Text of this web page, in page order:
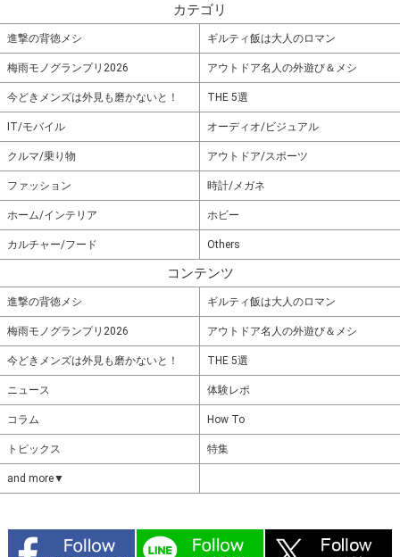
カテゴリ
進撃の背徳メシ ギルティ飯は大人のロマン
梅雨モノグランプリ2026 アウトドア名人の外遊び＆メシ
今どきメンズは外見も磨かないと！ THE 5選
IT/モバイル オーディオ/ビジュアル
クルマ/乗り物 アウトドア/スポーツ
ファッション 時計/メガネ
ホーム/インテリア ホビー
カルチャー/フード Others
コンテンツ
進撃の背徳メシ ギルティ飯は大人のロマン
梅雨モノグランプリ2026 アウトドア名人の外遊び＆メシ
今どきメンズは外見も磨かないと！ THE 5選
ニュース 体験レポ
コラム How To
トピックス 特集
and more▼